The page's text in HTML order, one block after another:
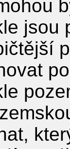
jsou